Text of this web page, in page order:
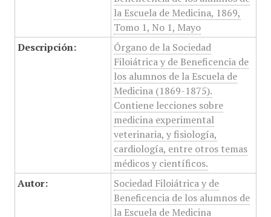
la Escuela de Medicina, 1869,
Tomo 1, No 1, Mayo
Descripción:
Órgano de la Sociedad
Filoiátrica y de Beneficencia de
los alumnos de la Escuela de
Medicina (1869-1875).
Contiene lecciones sobre
medicina experimental
veterinaria, y fisiología,
cardiología, entre otros temas
médicos y científicos.
Autor:
Sociedad Filoiátrica y de
Beneficencia de los alumnos de
la Escuela de Medicina